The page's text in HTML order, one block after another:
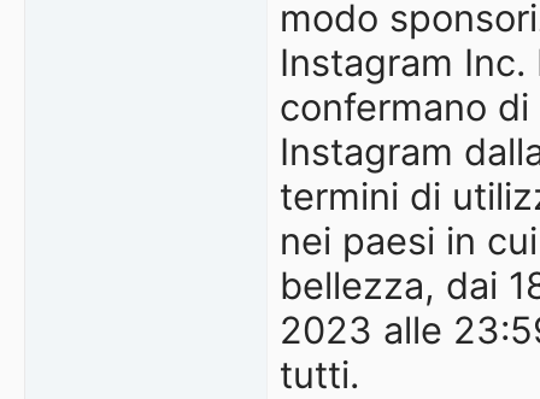
modo
Instagram
confermano
Instagram
termini di
nei paesi in
bellezza, dai
2023 alle
tutti.